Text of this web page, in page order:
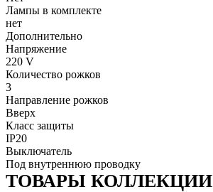
Лампы в комплекте
нет
Дополнительно
Напряжение
220 V
Количество рожков
3
Направление рожков
Вверх
Класс защиты
IP20
Выключатель
Под внутреннюю проводку
ТОВАРЫ КОЛЛЕКЦИИ